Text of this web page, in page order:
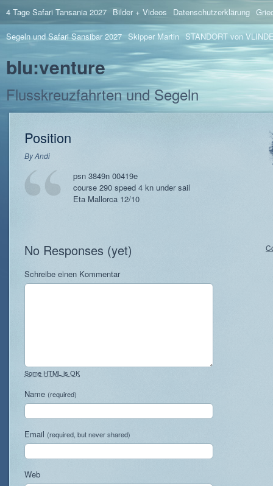
4 Tage Safari Tansania 2027 Bilder + Videos Datenschutzerklärung
Segeln und Safari Sansibar 2027 Skipper Martin STANDORT von
blu:venture
Flusskreuzfahrten und Segeln
Position
ByAndi
psn 3849n 00419e
course 290 speed 4 kn under sail
Eta Mallorca 12/10
No Responses (yet)
Schreibe einen Kommentar
Some HTML is OK
Name (required)
Email (required, but never shared)
Web